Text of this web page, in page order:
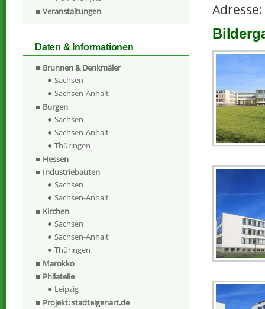
Veranstaltungen
Daten & Informationen
Brunnen & Denkmäler
Sachsen
Sachsen-Anhalt
Burgen
Sachsen
Sachsen-Anhalt
Thüringen
Hessen
Industriebauten
Sachsen
Sachsen-Anhalt
Kirchen
Sachsen
Sachsen-Anhalt
Thüringen
Marokko
Philatelie
Leipzig
Projekt: stadteigenart.de